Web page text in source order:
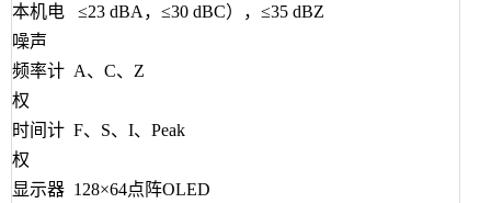
本机电
噪声
≤23 dBA，≤30 dBC），≤35 dBZ
频率计
权
A、C、Z
时间计
权
F、S、I、Peak
显示器 128×64点阵OLED